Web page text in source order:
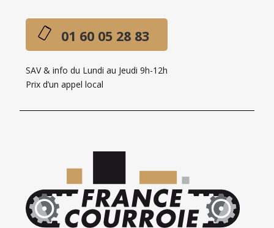
01 60 05 28 83
SAV & info du Lundi au Jeudi 9h-12h
Prix d’un appel local